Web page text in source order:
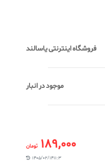
فروشگاه اینترنتی یاسالند
موجود در انبار
189,000 تومان
1405/02/14 11:3